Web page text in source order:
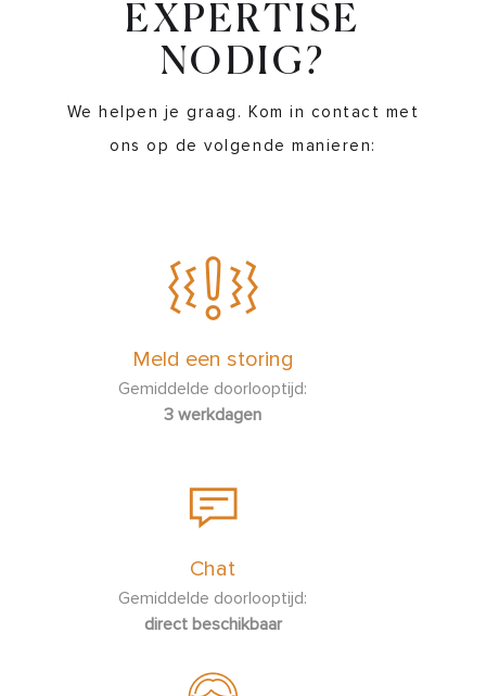
EXPERTISE
NODIG?
We helpen je graag. Kom in contact met
ons op de volgende manieren:
Meld een storing
Gemiddelde doorlooptijd:
3 werkdagen
Chat
Gemiddelde doorlooptijd:
direct beschikbaar